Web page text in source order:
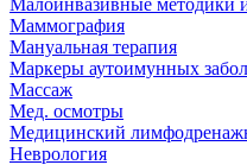
Маммография
Мануальная терапия
Маркеры аутоимунных
Массаж
Мед. осмотры
Медицинский
Неврология